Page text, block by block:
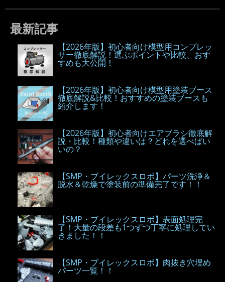
最新記事
【2026年版】初心者向け模型用コンプレッ
サー徹底解説！選ぶポイントや比較、おす
すめも大公開！
【2026年版】初心者向け模型用塗装ブース
徹底解説&比較！おすすめの塗装ブースも
紹介します！
【2026年版】初心者向けエアブラシ徹底解
説・比較！種類や違いは？どれを選べばい
いの？
【SMP・ブイレックスロボ】パーツ洗浄＆
脱水＆乾燥で塗装前の準備完了です！！
【SMP・ブイレックスロボ】表面処理完
了！大量の段差も1つずつ丁寧に処理してい
きました！！
【SMP・ブイレックスロボ】肉抜き穴埋め
パーツ一覧！！